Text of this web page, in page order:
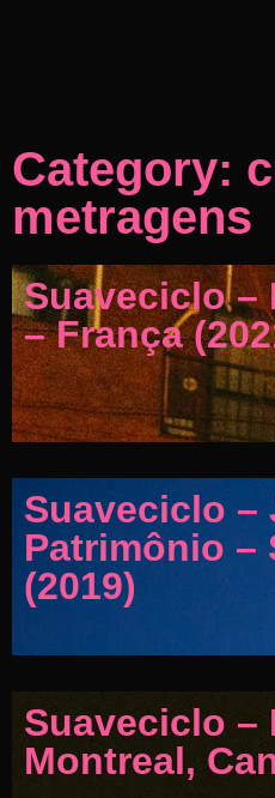
Category:
metragens
Suaveciclo –
– França
Suaveciclo –
Patrimônio –
(2019)
Suaveciclo –
Montreal,